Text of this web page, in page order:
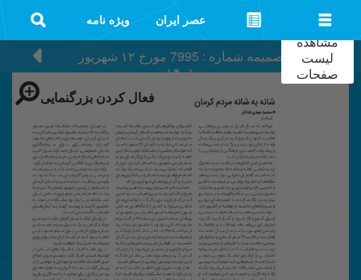
عصر ایران ویژه نامه
ضمیمه شماره : 7995 مورخ
۱۲ شهریور
۱۴۰۱
فعال کردن بزرگنمایی
مشاهده
لیست
صفحات